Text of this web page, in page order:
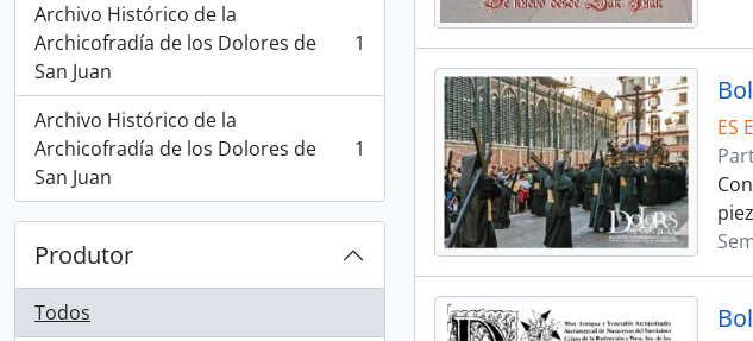
Archivo Histórico de la
Archicofradía de los Dolores de
San Juan
, 1 resultados 1
Archivo Histórico de la
Archicofradía de los Dolores de
San Juan
, 1 resultados 1
Produtor
Todos
ES